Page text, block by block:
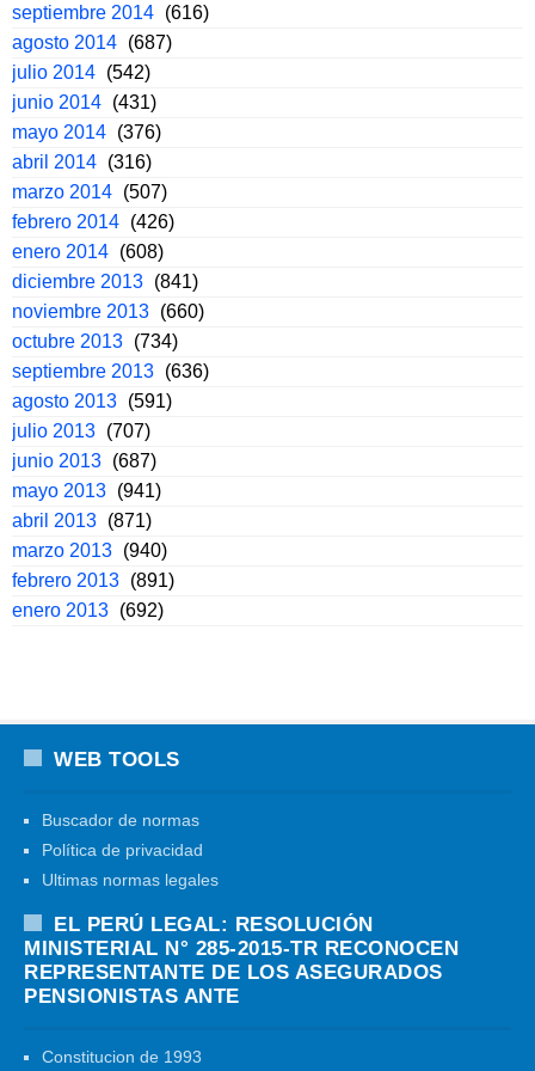
septiembre 2014 (616)
agosto 2014 (687)
julio 2014 (542)
junio 2014 (431)
mayo 2014 (376)
abril 2014 (316)
marzo 2014 (507)
febrero 2014 (426)
enero 2014 (608)
diciembre 2013 (841)
noviembre 2013 (660)
octubre 2013 (734)
septiembre 2013 (636)
agosto 2013 (591)
julio 2013 (707)
junio 2013 (687)
mayo 2013 (941)
abril 2013 (871)
marzo 2013 (940)
febrero 2013 (891)
enero 2013 (692)
WEB TOOLS
Buscador de normas
Política de privacidad
Ultimas normas legales
EL PERÚ LEGAL: RESOLUCIÓN
MINISTERIAL N° 285-2015-TR RECONOCEN
REPRESENTANTE DE LOS ASEGURADOS
PENSIONISTAS ANTE
Constitucion de 1993